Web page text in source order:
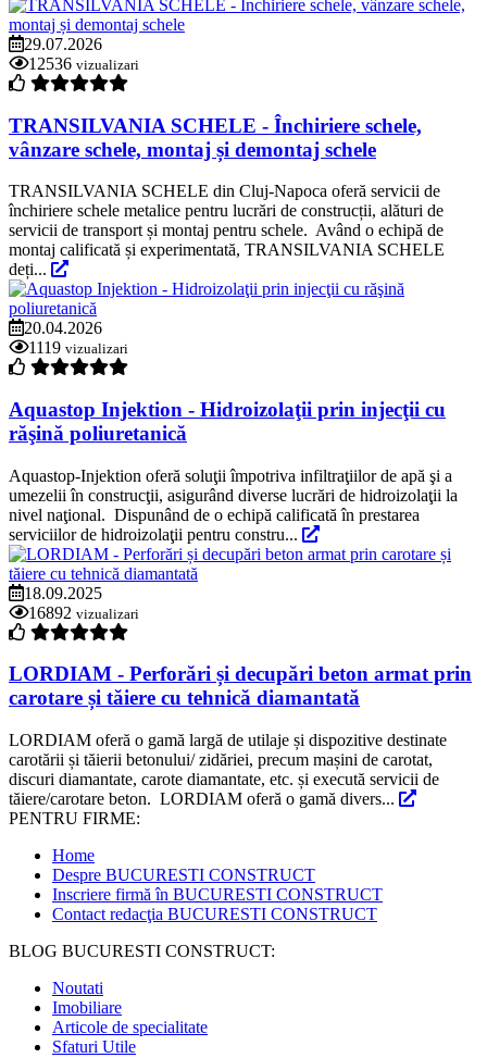
29.07.2026
12536 vizualizari
TRANSILVANIA SCHELE - Închiriere schele,
vânzare schele, montaj și demontaj schele
TRANSILVANIA SCHELE din Cluj-Napoca oferă servicii de
închiriere schele metalice pentru lucrări de construcții, alături de
servicii de transport și montaj pentru schele. Având o echipă de
montaj calificată și experimentată, TRANSILVANIA SCHELE
deți...
20.04.2026
1119 vizualizari
Aquastop Injektion - Hidroizolaţii prin injecţii cu
răşină poliuretanică
Aquastop-Injektion oferă soluţii împotriva infiltraţiilor de apă şi a
umezelii în construcţii, asigurând diverse lucrări de hidroizolaţii la
nivel naţional. Dispunând de o echipă calificată în prestarea
serviciilor de hidroizolaţii pentru constru...
18.09.2025
16892 vizualizari
LORDIAM - Perforări și decupări beton armat prin
carotare și tăiere cu tehnică diamantată
LORDIAM oferă o gamă largă de utilaje și dispozitive destinate
carotării și tăierii betonului/ zidăriei, precum mașini de carotat,
discuri diamantate, carote diamantate, etc. și execută servicii de
tăiere/carotare beton. LORDIAM oferă o gamă divers...
PENTRU FIRME:
Home
Despre BUCURESTI CONSTRUCT
Inscriere firmă în BUCURESTI CONSTRUCT
Contact redacţia BUCURESTI CONSTRUCT
BLOG BUCURESTI CONSTRUCT:
Noutati
Imobiliare
Articole de specialitate
Sfaturi Utile